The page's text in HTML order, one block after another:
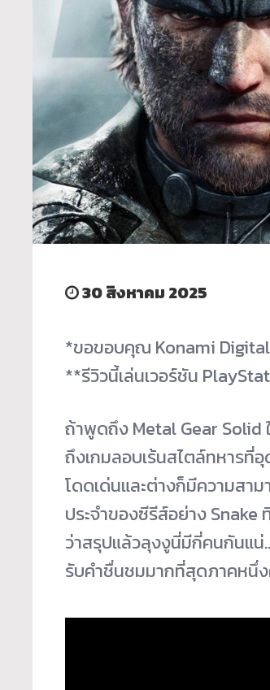
30 สิงหาคม 2025
*ขอขอบคุณ Konami
**รีวิวนี้เล่นเวอร์ชัน
ถ้าพูดถึง Metal Gear Solid
ถึงเกมลอบเร้นสไตล์ทหารที่
โดดเด่นและต่างก็มีความสา
ประจำของซีรีส์อย่าง
ว่าสรุปแล้วลุงงูนี่มีกี่คนกันแน่
รับคำชื่นชมมากที่สุดภาคหนึ่